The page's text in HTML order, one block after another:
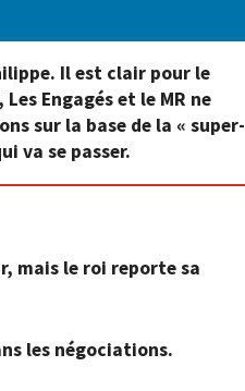
Il est clair pour le
Engagés et le MR ne
sur la base de la « super-
va se passer.
mais le roi reporte sa
les négociations.